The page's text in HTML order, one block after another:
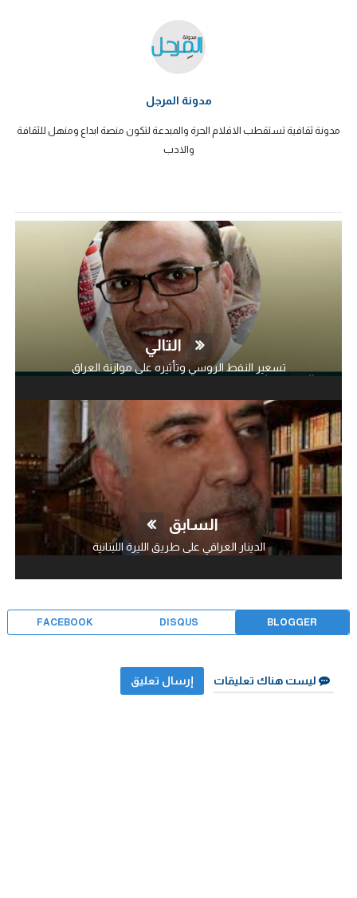
مدونة المرجل
مدونة ثقافية تستقطب الاقلام الحرة والمبدعة لتكون منصة ابداع ومنهل للثقافة
والادب
التالي
تسعير النفط الروسي وتأثيره على موازنة العراق
السابق
الدينار العراقي على طريق الليرة اللبنانية
BLOGGER
DISQUS
FACEBOOK
ليست هناك تعليقات إرسال تعليق